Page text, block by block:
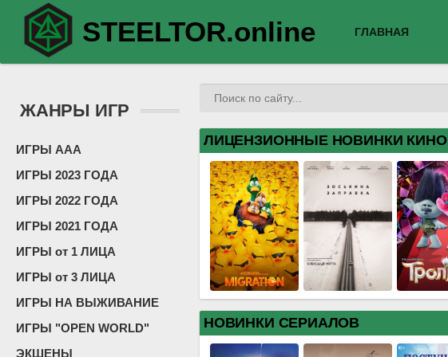
STEELTOR.online ГЛАВНАЯ
ЖАНРЫ ИГР
ИГРЫ ААА
ИГРЫ 2023 ГОДА
ИГРЫ 2022 ГОДА
ИГРЫ 2021 ГОДА
ИГРЫ от 1 ЛИЦА
ИГРЫ от 3 ЛИЦА
ИГРЫ НА ВЫЖИВАНИЕ
ИГРЫ "OPEN WORLD"
ЭКШЕНЫ
ЛИЦЕНЗИОННЫЕ НОВИНКИ КИНО
НОВИНКИ СЕРИАЛОВ